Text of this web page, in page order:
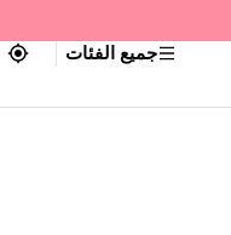
جميع الفئات